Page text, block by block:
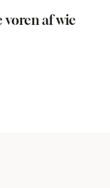
voren af wie